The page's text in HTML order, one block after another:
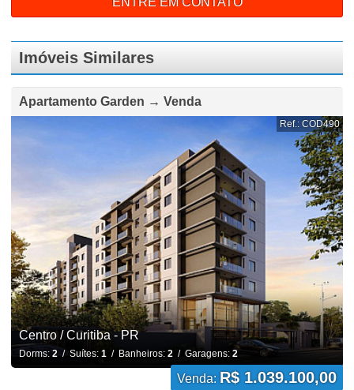
Imóveis Similares
Apartamento Garden → Venda
Ref.: COD490
Centro / Curitiba - PR
Dorms: 2/ Suítes: 1/ Banheiros: 2/ Garagens: 2
Venda: R$ 1.039.100,00